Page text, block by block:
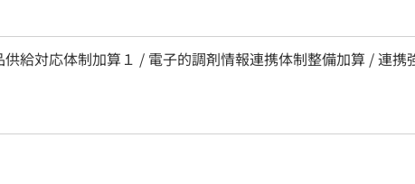
給対応体制加算１ / 電子的調剤情報連携体制整備加算 / 連